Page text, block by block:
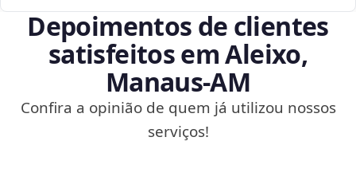
Depoimentos de clientes
satisfeitos em Aleixo,
Manaus‑AM
Confira a opinião de quem já utilizou nossos
serviços!